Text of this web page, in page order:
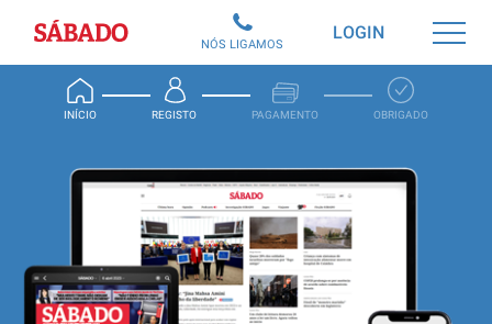
Sábado
INÍCIO REGISTO PAGAMENTO OBRIGADO
LOGIN
NÓS LIGAMOS